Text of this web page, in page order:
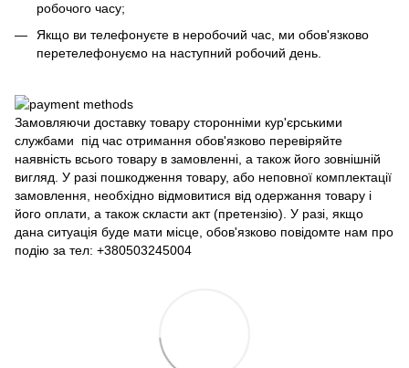
робочого часу;
Якщо ви телефонуєте в неробочий час, ми обов'язково
перетелефонуємо на наступний робочий день.
Замовляючи доставку товару сторонніми кур'єрськими
службами під час отримання обов'язково перевіряйте
наявність всього товару в замовленні, а також його зовнішній
вигляд. У разі пошкодження товару, або неповної комплектації
замовлення, необхідно відмовитися від одержання товару і
його оплати, а також скласти акт (претензію). У разі, якщо
дана ситуація буде мати місце, обов'язково повідомте нам про
подію за тел: +380503245004